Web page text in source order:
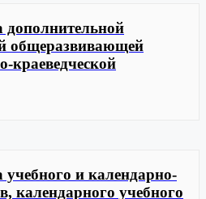
дополнительной
общеразвивающей
краеведческой
учебного и календарно-
календарного учебного